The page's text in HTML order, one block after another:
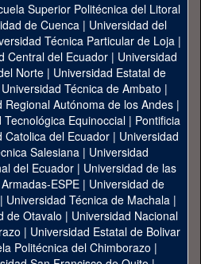
Superior Politécnica del Litoral
de Cuenca| Universidad del
Técnica Particular de Loja|
Central del Ecuador| Universidad
Norte | Universidad Estatal de
Universidad Técnica de Ambato |
Regional Autónoma de los Andes|
Tecnológica Equinoccial| Pontificia
Catolica del Ecuador | Universidad
Salesiana | Universidad
del Ecuador | Universidad de las
ESPE | Universidad de
Universidad Técnica de Machala|
de Otavalo | Universidad Nacional
| Universidad Estatal de Bolivar
Politécnica del Chimborazo |